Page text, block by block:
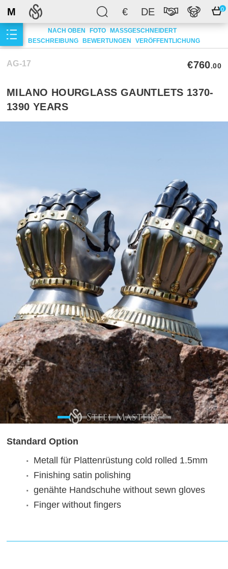
€ DE 0
M
NACH OBEN FOTO
MASSGESCHNEIDERT
BESCHREIBUNG BEWERTUNGEN VERÖFFENTLICHUNG
AG-17 €760.00
MILANO HOURGLASS GAUNTLETS 1370-
1390 YEARS
Standard Option
Metall für Plattenrüstung cold rolled 1.5mm
Finishing satin polishing
genähte Handschuhe without sewn gloves
Finger without fingers